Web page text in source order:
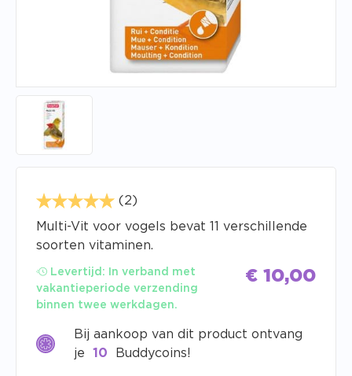
(2)
Multi-Vit voor vogels bevat 11 verschillende
soorten vitaminen.
€ 10,00
Levertijd:
In verband met
vakantieperiode verzending
binnen twee werkdagen.
Bij aankoop van dit product ontvang
je
10 Buddycoins!